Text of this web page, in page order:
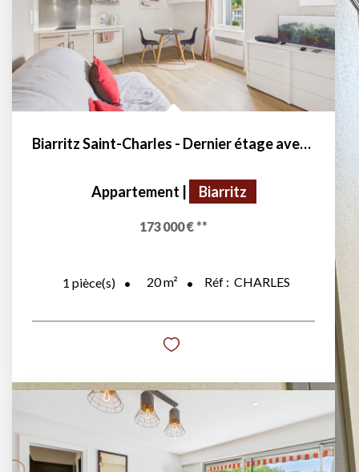
Biarritz Saint-Charles - Dernier étage avec ascenseur
Appartement Biarritz
173 000 € **
1 pièce(s) 20m² Réf : CHARLES